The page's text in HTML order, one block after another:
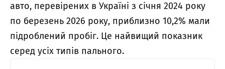
авто, перевірених в Україні з січня 2024 року
по березень 2026 року, приблизно 10,2% мали
підроблений пробіг. Це найвищий показник
серед усіх типів пального.